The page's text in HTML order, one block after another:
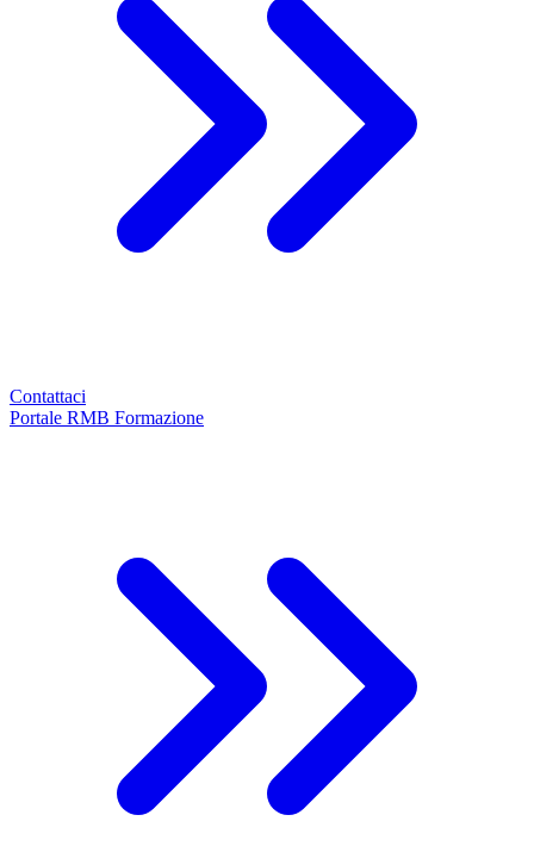
Contattaci
Portale RMB Formazione